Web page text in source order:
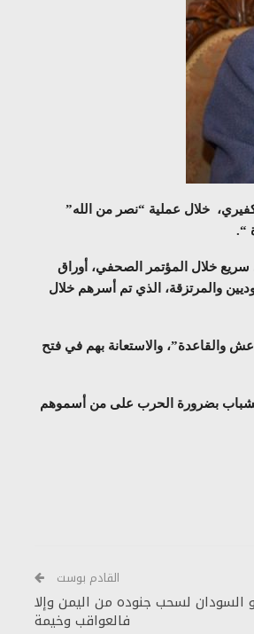
خلال عملية “نصر من الله”
“.
خلال المؤتمر الصحفي، أوراق
والمرتزقة، الذي تم أسرهم خلال
والقاعدة”، والاستعانة بهم في فتح
بضرورة الحرب على من أسموهم
القادم بوست
السودان لسحب جنوده من اليمن وإلا
فالعواقب وخيمة